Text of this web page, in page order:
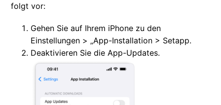
folgt vor:
Gehen Sie auf Ihrem iPhone zu den
Einstellungen > „App-Installation > Setapp.
Deaktivieren Sie die App-Updates.